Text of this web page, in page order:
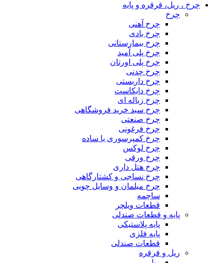
چرخ ، ریل، قرقره و پایه
چرخ
چرخ آهنی
چرخ بادی
چرخ بیمارستانی
چرخ پلی آمید
چرخ پلی اورتان
چرخ چدنی
چرخ داربستی
چرخ دایکاست
چرخ زباله ای
چرخ سبد خرید فروشگاهی
چرخ صنعتی
چرخ فرغونی
چرخ کمپرسوری یا ساده
چرخ لوکس
چرخ ورقی
چرخ هتل داری
چرخ نساجی و کشتارگاهی
چرخ مبلمان و وسایل چوبی
ساچمه
قطعات ویلچر
پایه و قطعات صندلی
پایه پلاستیکی
پایه فلزی
قطعات صندلی
ریل و قرقره